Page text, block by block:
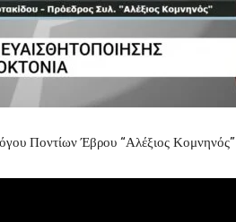
Ποντίων Έβρου “Αλέξιος Κομνηνός”